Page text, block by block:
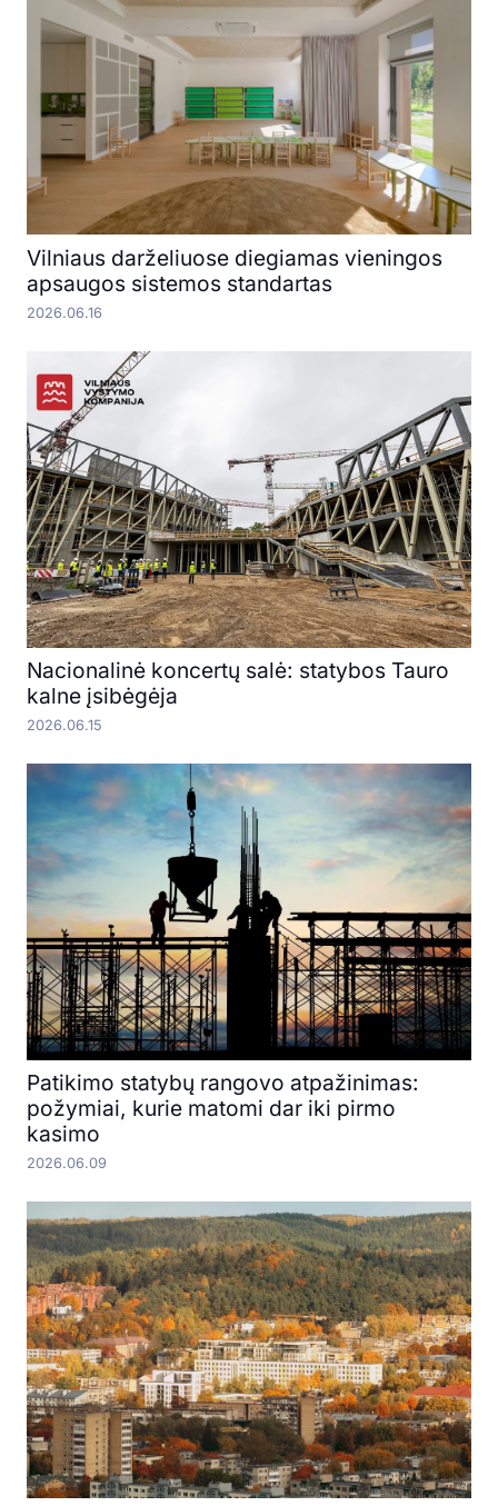
Vilniaus darželiuose diegiamas vieningos
apsaugos sistemos standartas
2026.06.16
Nacionalinė koncertų salė: statybos Tauro
kalne įsibėgėja
2026.06.15
Patikimo statybų rangovo atpažinimas:
požymiai, kurie matomi dar iki pirmo
kasimo
2026.06.09